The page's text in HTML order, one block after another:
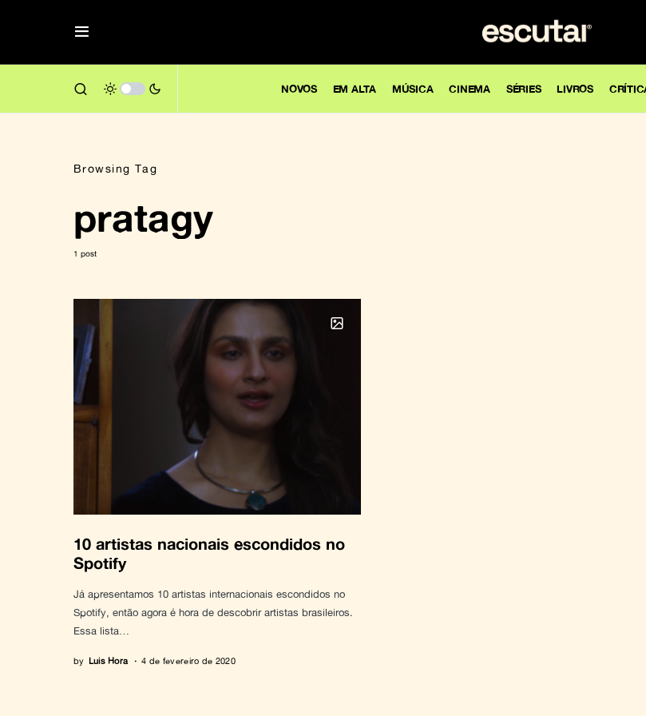
NOVOS EM ALTA MÚSICA CINEMA SÉRIES LIVROS
Browsing Tag
pratagy
1 post
10 artistas nacionais escondidos no
Spotify
Já apresentamos 10 artistas internacionais escondidos no
Spotify, então agora é hora de descobrir artistas brasileiros.
Essa lista…
by Luis Hora 4 de fevereiro de 2020